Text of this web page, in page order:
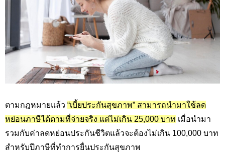
ตามกฎหมายแล้ว “เบี้ยประกันสุขภาพ” สามารถนำมาใช้ลด
หย่อนภาษีได้ตามที่จ่ายจริง แต่ไม่เกิน 25,000 บาท เมื่อนำมา
รวมกับค่าลดหย่อนประกันชีวิตแล้วจะต้องไม่เกิน 100,000 บาท
สำหรับปีภาษีที่ทำการยื่นประกันสุขภาพ